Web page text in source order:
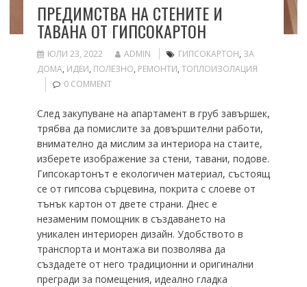
ПРЕДИМСТВА НА СТЕНИТЕ И
ТАВАНА ОТ ГИПСОКАРТОН
ЮЛИ 23, 2022 ADMIN ГИПСОКАРТОН, ЗА
ДОМА, ИДЕИ, ПОЛЕЗНО, РЕМОНТИ, ТОПЛОИЗОЛАЦИЯ
0 COMMENT
След закупуване на апартамент в груб завършек,
трябва да помислите за довършителни работи,
внимателно да мислим за интериора на стаите,
изберете изображение за стени, тавани, подове.
Гипсокартонът е екологичен материал, състоящ
се от гипсова сърцевина, покрита с слоеве от
тънък картон от двете страни. Днес е
незаменим помощник в създаването на
уникален интериорен дизайн. Удобството в
транспорта и монтажа ви позволява да
създадете от него традиционни и оригинални
прегради за помещения, идеално гладка